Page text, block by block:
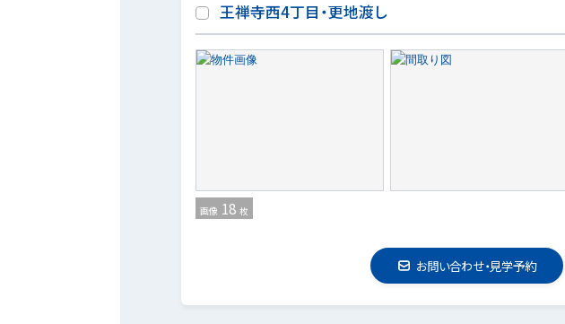
王禅寺西4丁目・更地渡し
画像 18 枚
お問い合わせ・見学予約